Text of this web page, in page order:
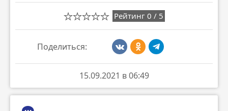
Рейтинг 0 / 5
Поделиться:
15.09.2021 в 06:49